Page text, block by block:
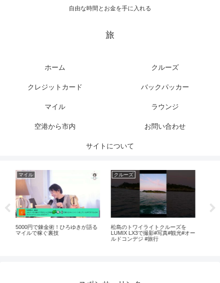
自由な時間とお金を手に入れる
旅
ホーム クルーズ
クレジットカード バックパッカー
マイル ラウンジ
空港から市内 お問い合わせ
サイトについて
クレジットカード
レビューLE ARGENT (ル アルジャ
ン) カードケース メンズ クレジッ
クルーズ
【応援歌】千葉ロッテマリーン
ズ ルイス・クルーズ